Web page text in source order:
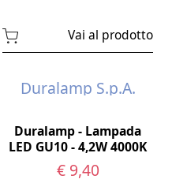
Vai al prodotto
Duralamp S.p.A.
Duralamp - Lampada
LED GU10 - 4,2W 4000K
€ 9,40